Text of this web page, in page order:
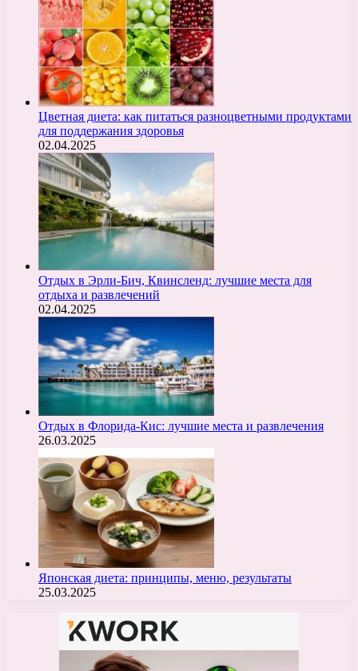
Цветная диета: как питаться разноцветными продуктами
для поддержания здоровья
02.04.2025
Отдых в Эрли-Бич, Квинсленд: лучшие места для
отдыха и развлечений
02.04.2025
Отдых в Флорида-Кис: лучшие места и развлечения
26.03.2025
Японская диета: принципы, меню, результаты
25.03.2025